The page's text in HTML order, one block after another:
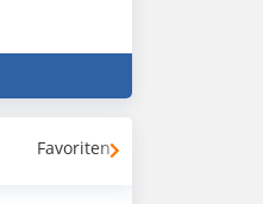
Favoriten